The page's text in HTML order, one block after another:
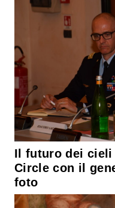
Il futuro dei cieli
Circle con il
foto